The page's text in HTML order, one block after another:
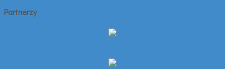
Partnerzy